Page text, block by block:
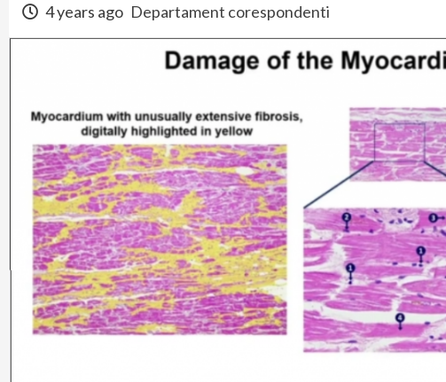
4 years ago Departament corespondenti